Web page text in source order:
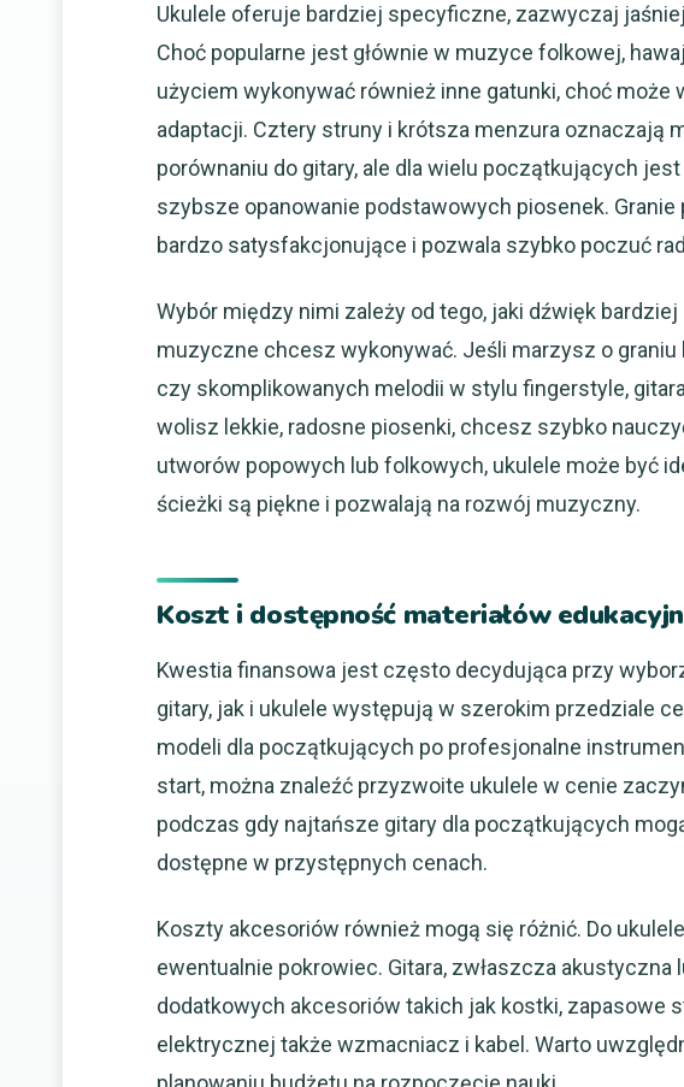
Ukulele oferuje bardziej specyficzne, zazwyczaj
Choć popularne jest głównie w muzyce folkowej,
użyciem wykonywać również inne gatunki, choć
adaptacji. Cztery struny i krótsza menzura oznaczają
porównaniu do gitary, ale dla wielu początkujących
szybsze opanowanie podstawowych piosenek.
bardzo satysfakcjonujące i pozwala szybko poczuć
Wybór między nimi zależy od tego, jaki dźwięk
muzyczne chcesz wykonywać. Jeśli marzysz o
czy skomplikowanych melodii w stylu fingerstyle,
wolisz lekkie, radosne piosenki, chcesz szybko
utworów popowych lub folkowych, ukulele może być
ścieżki są piękne i pozwalają na rozwój muzyczny.
Koszt i dostępność materiałów
Kwestia finansowa jest często decydująca przy
gitary, jak i ukulele występują w szerokim przedziale
modeli dla początkujących po profesjonalne
start, można znaleźć przyzwoite ukulele w cenie
podczas gdy najtańsze gitary dla początkujących
dostępne w przystępnych cenach.
Koszty akcesoriów również mogą się różnić. Do
ewentualnie pokrowiec. Gitara, zwłaszcza
dodatkowych akcesoriów takich jak kostki, zapasowe
elektrycznej także wzmacniacz i kabel. Warto